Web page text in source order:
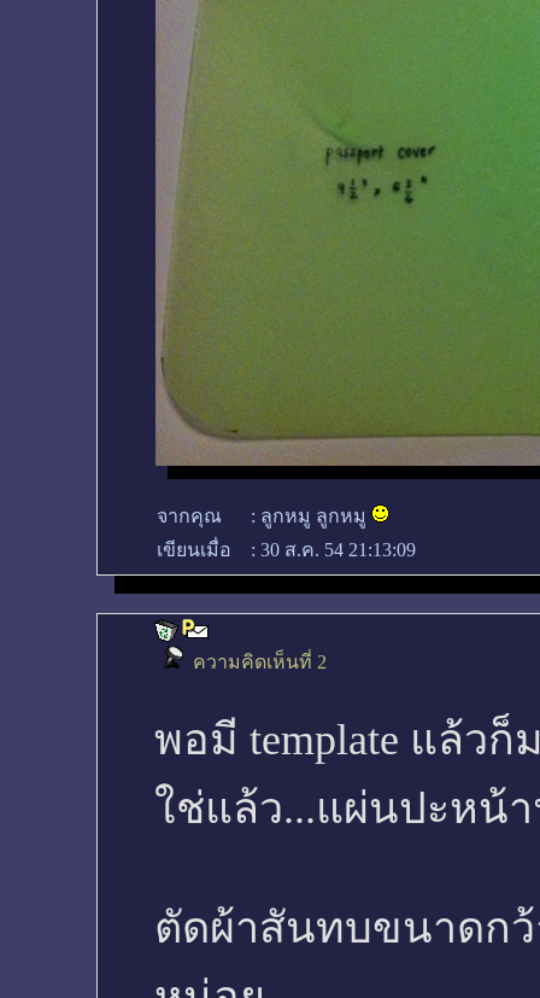
จากคุณ : ลูกหมู ลูกหมู
เขียนเมื่อ
: 30 ส.ค. 54 21:13:09
ความคิดเห็นที่ 2
พอมี template แล้ว
ใช่แล้ว...แผ่นปะหน้า
ตัดผ้าสันทบขนาดกว้